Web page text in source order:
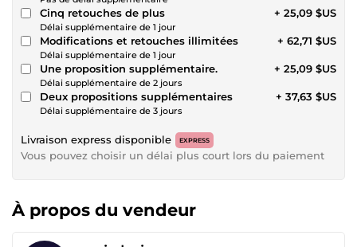
Cinq retouches de plus
Délai supplémentaire de 1 jour
+ 25,09 $US
Modifications et retouches illimitées
Délai supplémentaire de 1 jour
+ 62,71 $US
Une proposition supplémentaire.
Délai supplémentaire de 2 jours
+ 25,09 $US
Deux propositions supplémentaires
Délai supplémentaire de 3 jours
+ 37,63 $US
Livraison express disponible EXPRESS
Vous pouvez choisir un délai plus court lors du paiement
À propos du vendeur